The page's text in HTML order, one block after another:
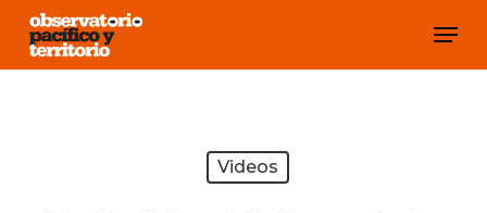
Skip
Menu
Videos
Close